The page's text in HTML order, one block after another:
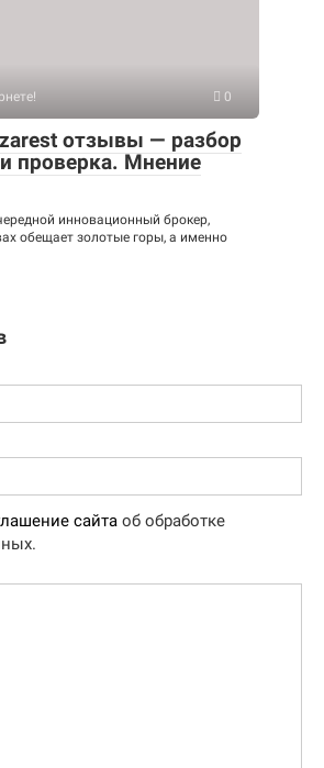
0
отзывы — разбор
проверка. Мнение
инновационный брокер,
обещает золотые горы, а именно
сайта об обработке